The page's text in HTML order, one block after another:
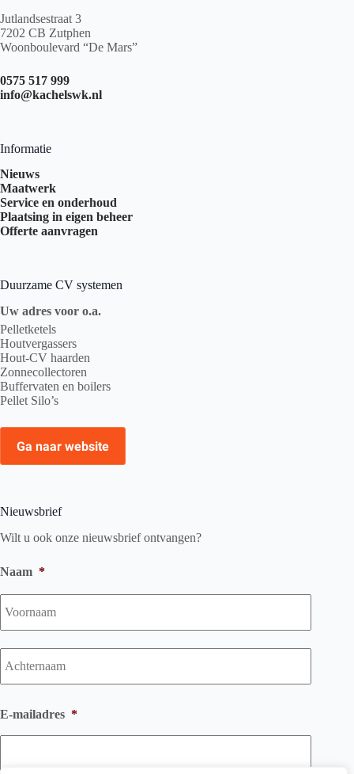
Jutlandsestraat 3
7202 CB Zutphen
Woonboulevard “De Mars”
0575 517 999
info@kachelswk.nl
Informatie
Nieuws
Maatwerk
Service en onderhoud
Plaatsing in eigen beheer
Offerte aanvragen
Duurzame CV systemen
Uw adres voor o.a.
Pelletketels
Houtvergassers
Hout-CV haarden
Zonnecollectoren
Buffervaten en boilers
Pellet Silo’s
Ga naar website
Nieuwsbrief
Wilt u ook onze nieuwsbrief ontvangen?
Naam *
E-mailadres *